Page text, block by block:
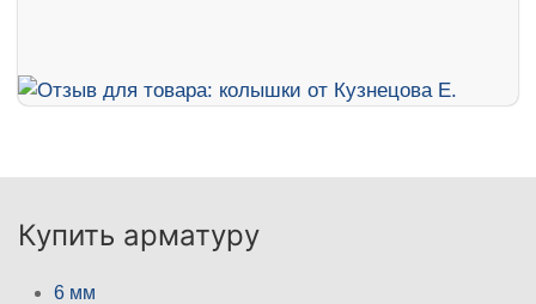
Купить арматуру
6 мм